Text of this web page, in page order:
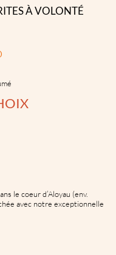
À VOLONTÉ
le coeur d’Aloyau (env.
avec notre exceptionnelle